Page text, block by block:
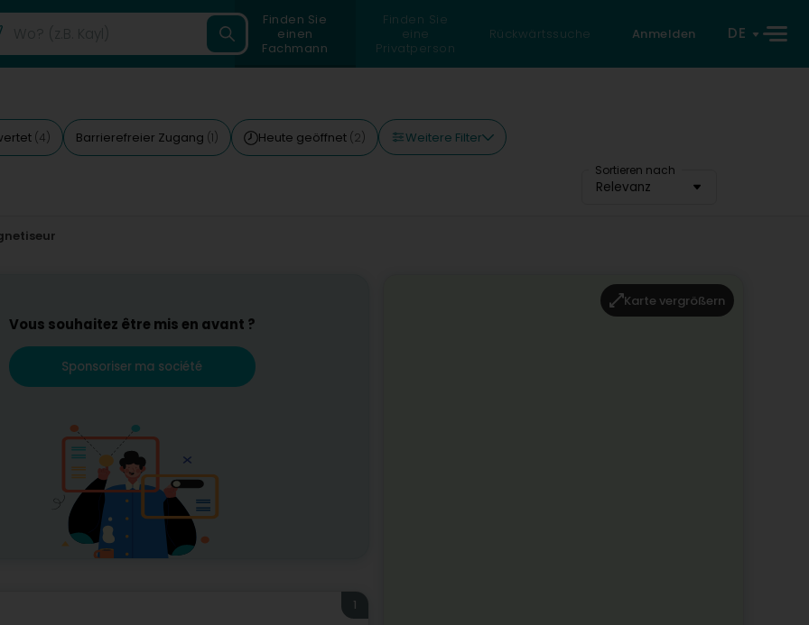
Finden Sie
einen
Fachmann
Finden Sie
eine
Privatperson
Rückwärtssuche Anmelden DE
(4) Barrierefreier Zugang (1) Heute geöffnet (2) Weitere Filter
Sortieren nach
Relevanz
Vous souhaitez être mis en avant ?
Sponsoriser ma société
1
Karte vergrößern